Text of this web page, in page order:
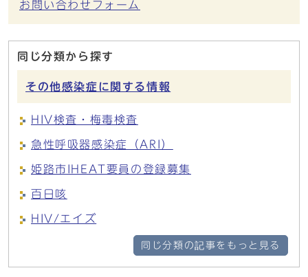
お問い合わせフォーム
同じ分類から探す
その他感染症に関する情報
HIV検査・梅毒検査
急性呼吸器感染症（ARI）
姫路市IHEAT要員の登録募集
百日咳
HIV/エイズ
同じ分類の記事をもっと見る